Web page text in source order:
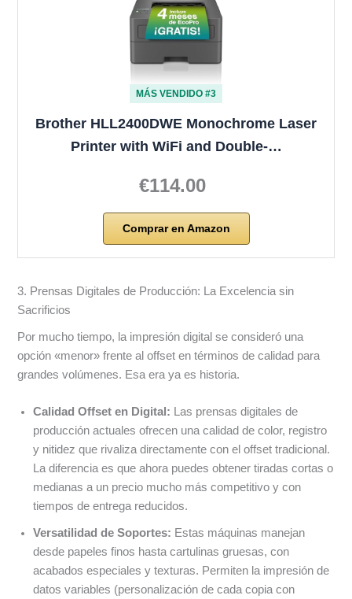
MÁS VENDIDO #3
Brother HLL2400DWE Monochrome Laser
Printer with WiFi and Double-…
€114.00
Comprar en Amazon
3. Prensas Digitales de Producción: La Excelencia sin
Sacrificios
Por mucho tiempo, la impresión digital se consideró una
opción «menor» frente al offset en términos de calidad para
grandes volúmenes. Esa era ya es historia.
Calidad Offset en Digital: Las prensas digitales de
producción actuales ofrecen una calidad de color, registro
y nitidez que rivaliza directamente con el offset tradicional.
La diferencia es que ahora puedes obtener tiradas cortas o
medianas a un precio mucho más competitivo y con
tiempos de entrega reducidos.
Versatilidad de Soportes: Estas máquinas manejan
desde papeles finos hasta cartulinas gruesas, con
acabados especiales y texturas. Permiten la impresión de
datos variables (personalización de cada copia con